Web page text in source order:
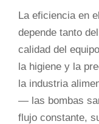
La eficiencia en
depende tanto
calidad del
la higiene y la
la industria
— las bombas
flujo constante,